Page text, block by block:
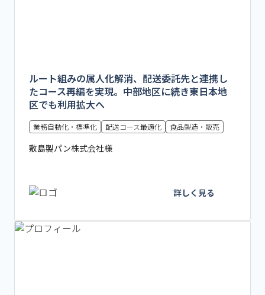
ルート組みの属人化解消、配送委託先と連携し
たコース再編を実現。中部地区に続き東日本地
区でも利用拡大へ
業務自動化・標準化 配送コース最適化 食品製造・販売
敷島製パン株式会社様
詳しく見る